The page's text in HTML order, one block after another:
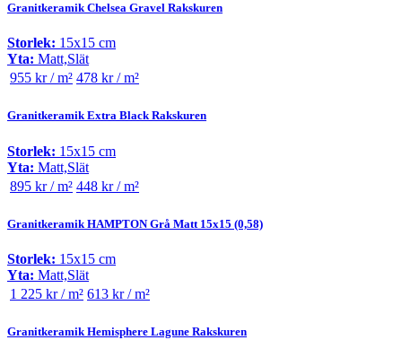
Granitkeramik Chelsea Gravel Rakskuren
Storlek: 15x15 cm
Yta: Matt,Slät
955 kr / m² 478 kr / m²
Granitkeramik Extra Black Rakskuren
Storlek: 15x15 cm
Yta: Matt,Slät
895 kr / m² 448 kr / m²
Granitkeramik HAMPTON Grå Matt 15x15 (0,58)
Storlek: 15x15 cm
Yta: Matt,Slät
1 225 kr / m² 613 kr / m²
Granitkeramik Hemisphere Lagune Rakskuren